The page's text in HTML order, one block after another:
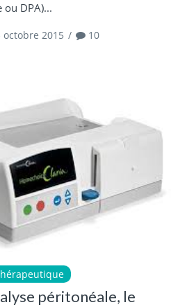
DPA)...
octobre 2015 / 10
péritonéale, le